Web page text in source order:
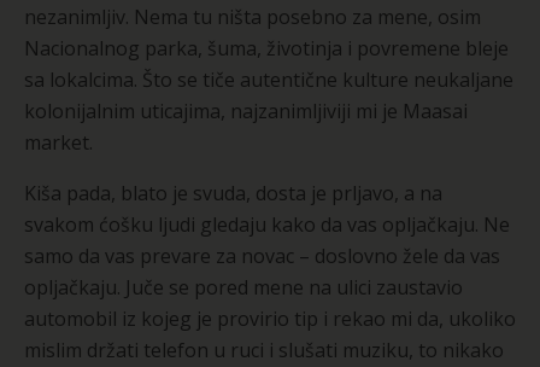
nezanimljiv. Nema tu ništa posebno za mene, osim
Nacionalnog parka, šuma, životinja i povremene bleje
sa lokalcima. Što se tiče autentične kulture neukaljane
kolonijalnim uticajima, najzanimljiviji mi je Maasai
market.
Kiša pada, blato je svuda, dosta je prljavo, a na
svakom ćošku ljudi gledaju kako da vas opljačkaju. Ne
samo da vas prevare za novac – doslovno žele da vas
opljačkaju. Juče se pored mene na ulici zaustavio
automobil iz kojeg je provirio tip i rekao mi da, ukoliko
mislim držati telefon u ruci i slušati muziku, to nikako